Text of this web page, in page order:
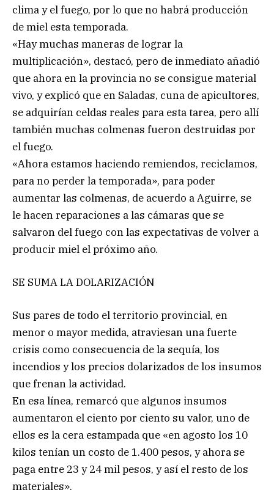
clima y el fuego, por lo que no habrá producción
de miel esta temporada.
«Hay muchas maneras de lograr la
multiplicación», destacó, pero de inmediato añadió
que ahora en la provincia no se consigue material
vivo, y explicó que en Saladas, cuna de apicultores,
se adquirían celdas reales para esta tarea, pero allí
también muchas colmenas fueron destruidas por
el fuego.
«Ahora estamos haciendo remiendos, reciclamos,
para no perder la temporada», para poder
aumentar las colmenas, de acuerdo a Aguirre, se
le hacen reparaciones a las cámaras que se
salvaron del fuego con las expectativas de volver a
producir miel el próximo año.
SE SUMA LA DOLARIZACIÓN
Sus pares de todo el territorio provincial, en
menor o mayor medida, atraviesan una fuerte
crisis como consecuencia de la sequía, los
incendios y los precios dolarizados de los insumos
que frenan la actividad.
En esa línea, remarcó que algunos insumos
aumentaron el ciento por ciento su valor, uno de
ellos es la cera estampada que «en agosto los 10
kilos tenían un costo de 1.400 pesos, y ahora se
paga entre 23 y 24 mil pesos, y así el resto de los
materiales».